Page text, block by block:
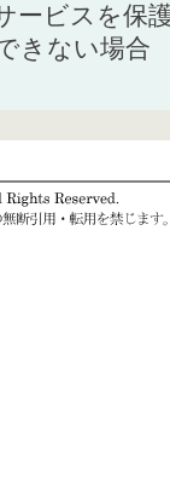
ービスを保
きない場合